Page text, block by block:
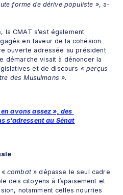
forme de dérive populiste », a-
la CMAT s’est également
en faveur de la cohésion
ouverte adressée au président
démarche visait à dénoncer la
et de discours « perçus
des Musulmans ».
avons assez », des
s’adressent au Sénat
« combat » dépasse le seul cadre
des citoyens à l’apaisement et
notamment celles nourries